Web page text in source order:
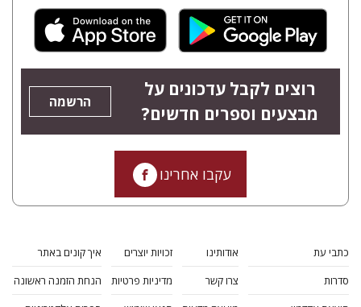
רוצים לקבל עדכונים על
מבצעים וספרים חדשים?
הרשמה
עקבו אחרינו
כתבי עת
סדרות
אודותינו
צרו קשר
זכויות יוצרים
מדיניות פרטיות
איך קונים באתר
הנחת הזמנה ראשונה